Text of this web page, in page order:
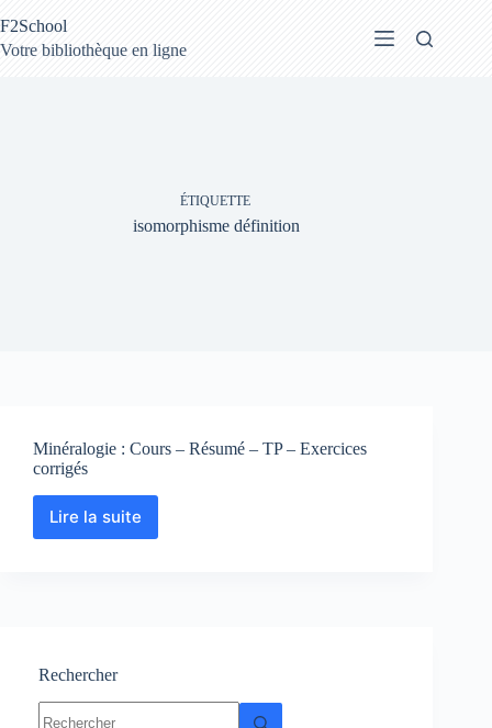
au
contenu
F2School
Votre bibliothèque en ligne
ÉTIQUETTE
isomorphisme définition
Minéralogie : Cours – Résumé – TP – Exercices
corrigés
Lire la suite
Minéralogie
–
corrigés
Rechercher